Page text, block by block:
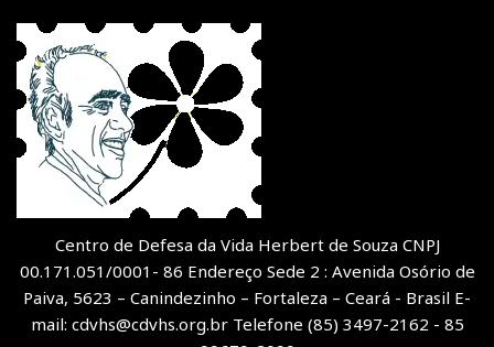
Centro de Defesa da Vida Herbert de Souza CNPJ
00.171.051/0001- 86 Endereço Sede 2 : Avenida Osório de
Paiva, 5623 – Canindezinho – Fortaleza – Ceará - Brasil E-
mail: cdvhs@cdvhs.org.br Telefone (85) 3497-2162 - 85